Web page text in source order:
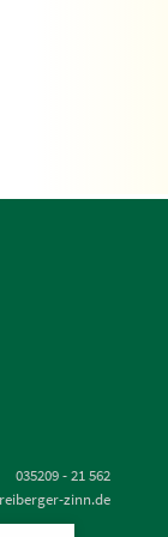
035209 - 21 562
zinn.de